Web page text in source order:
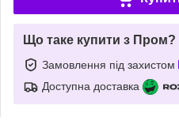
Що таке купити з Пром?
Замовлення під захистом
Доступна доставка